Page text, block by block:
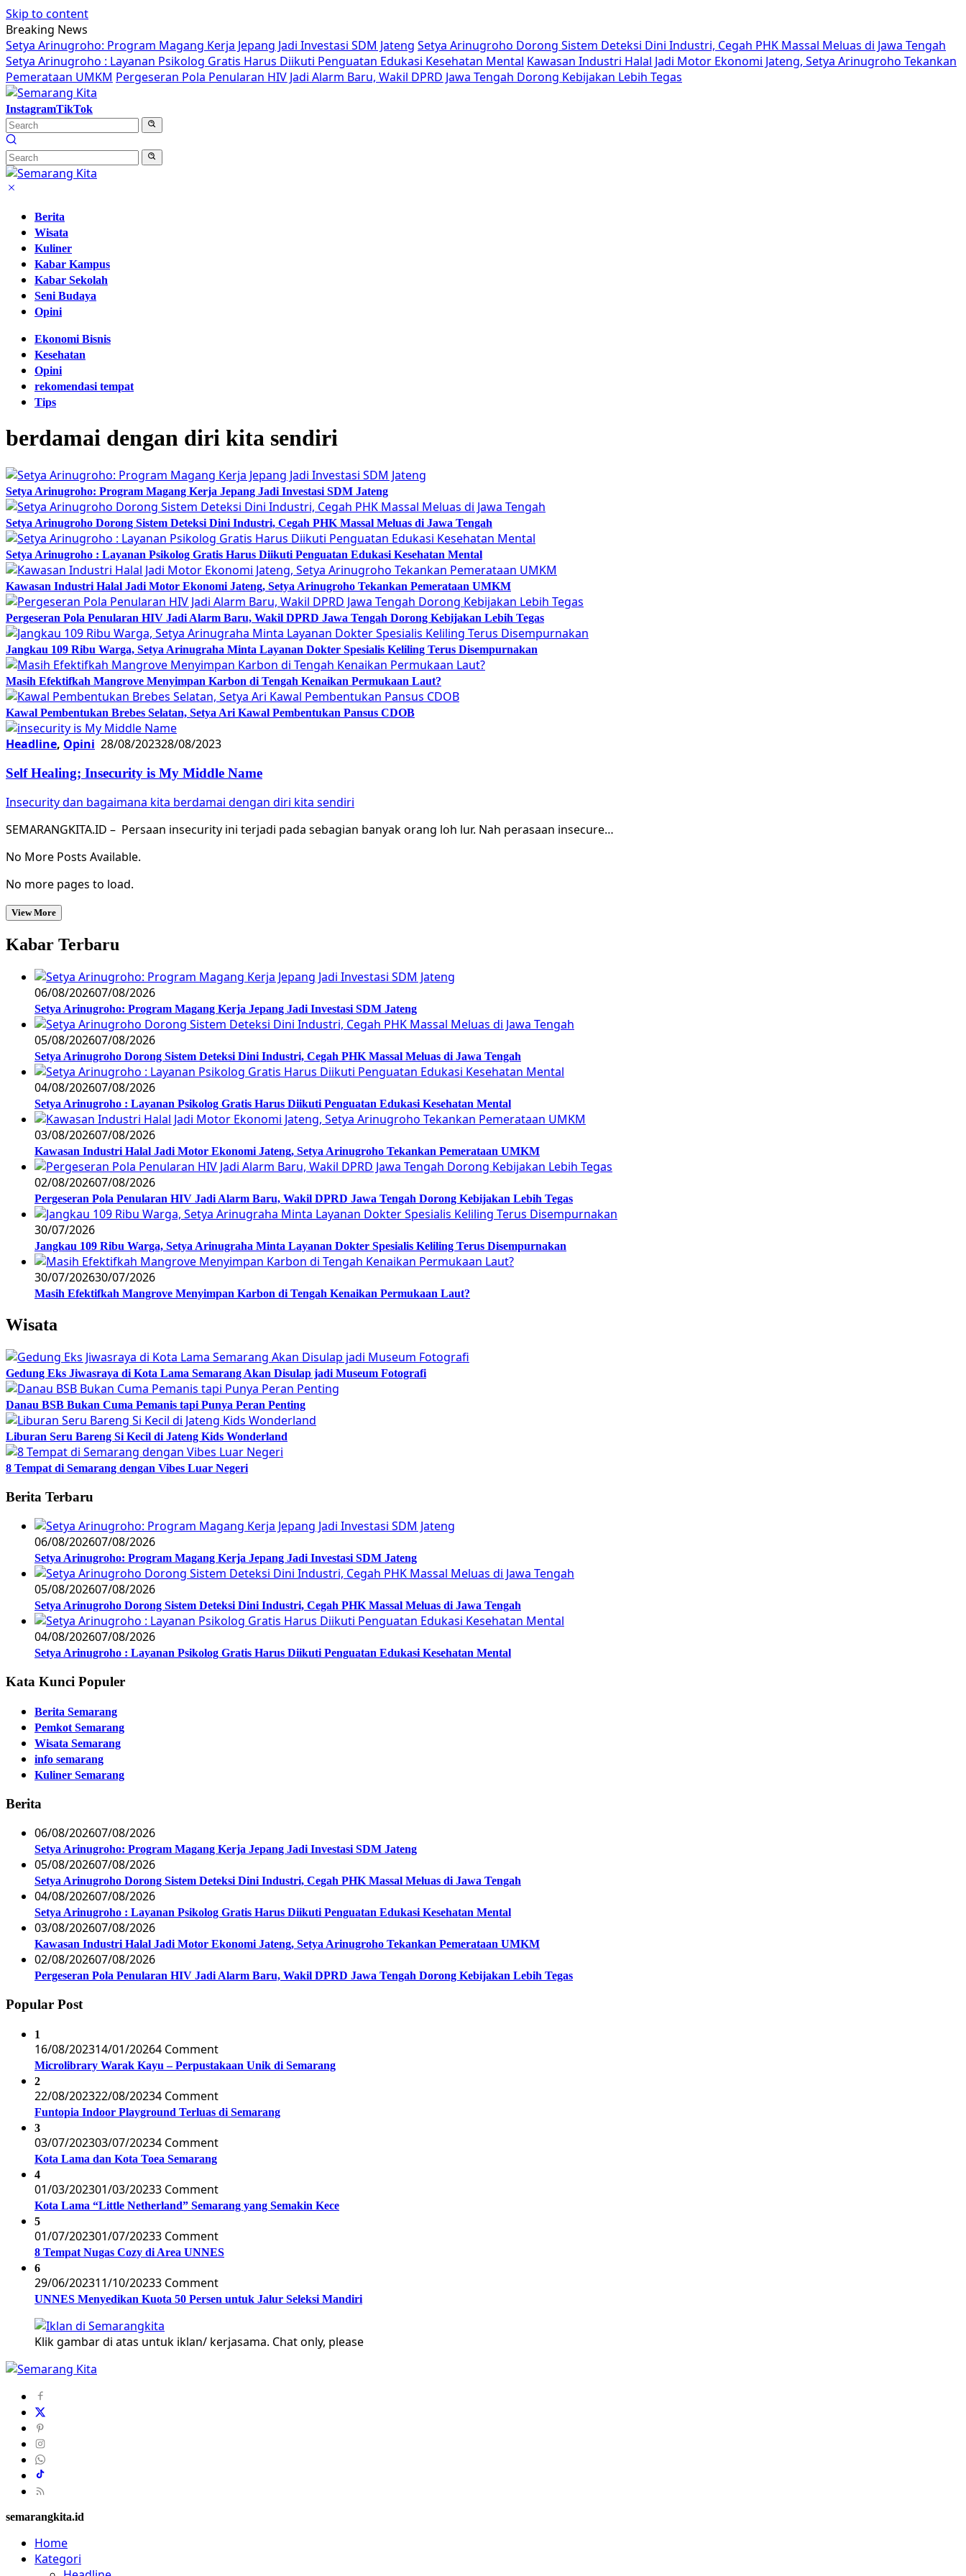
Skip to content
Breaking News
Setya Arinugroho: Program Magang Kerja Jepang Jadi Investasi SDM Jateng Setya Arinugroho Dorong Sistem Deteksi Dini Industri, Cegah PHK Massal Meluas di Jawa Tengah
Setya Arinugroho : Layanan Psikolog Gratis Harus Diikuti Penguatan Edukasi Kesehatan Mental Kawasan Industri Halal Jadi Motor Ekonomi Jateng, Setya Arinugroho Tekankan
Pemerataan UMKM Pergeseran Pola Penularan HIV Jadi Alarm Baru, Wakil DPRD Jawa Tengah Dorong Kebijakan Lebih Tegas
InstagramTikTok
Berita
Wisata
Kuliner
Kabar Kampus
Kabar Sekolah
Seni Budaya
Opini
Ekonomi Bisnis
Kesehatan
Opini
rekomendasi tempat
Tips
berdamai dengan diri kita sendiri
Setya Arinugroho: Program Magang Kerja Jepang Jadi Investasi SDM Jateng
Setya Arinugroho Dorong Sistem Deteksi Dini Industri, Cegah PHK Massal Meluas di Jawa Tengah
Setya Arinugroho : Layanan Psikolog Gratis Harus Diikuti Penguatan Edukasi Kesehatan Mental
Kawasan Industri Halal Jadi Motor Ekonomi Jateng, Setya Arinugroho Tekankan Pemerataan UMKM
Pergeseran Pola Penularan HIV Jadi Alarm Baru, Wakil DPRD Jawa Tengah Dorong Kebijakan Lebih Tegas
Jangkau 109 Ribu Warga, Setya Arinugraha Minta Layanan Dokter Spesialis Keliling Terus Disempurnakan
Masih Efektifkah Mangrove Menyimpan Karbon di Tengah Kenaikan Permukaan Laut?
Kawal Pembentukan Brebes Selatan, Setya Ari Kawal Pembentukan Pansus CDOB
Headline, Opini 28/08/202328/08/2023
Self Healing; Insecurity is My Middle Name
Insecurity dan bagaimana kita berdamai dengan diri kita sendiri
SEMARANGKITA.ID – Persaan insecurity ini terjadi pada sebagian banyak orang loh lur. Nah perasaan insecure…
No More Posts Available.
No more pages to load.
View More
Kabar Terbaru
06/08/202607/08/2026
Setya Arinugroho: Program Magang Kerja Jepang Jadi Investasi SDM Jateng
05/08/202607/08/2026
Setya Arinugroho Dorong Sistem Deteksi Dini Industri, Cegah PHK Massal Meluas di Jawa Tengah
04/08/202607/08/2026
Setya Arinugroho : Layanan Psikolog Gratis Harus Diikuti Penguatan Edukasi Kesehatan Mental
03/08/202607/08/2026
Kawasan Industri Halal Jadi Motor Ekonomi Jateng, Setya Arinugroho Tekankan Pemerataan UMKM
02/08/202607/08/2026
Pergeseran Pola Penularan HIV Jadi Alarm Baru, Wakil DPRD Jawa Tengah Dorong Kebijakan Lebih Tegas
30/07/2026
Jangkau 109 Ribu Warga, Setya Arinugraha Minta Layanan Dokter Spesialis Keliling Terus Disempurnakan
30/07/202630/07/2026
Masih Efektifkah Mangrove Menyimpan Karbon di Tengah Kenaikan Permukaan Laut?
Wisata
Gedung Eks Jiwasraya di Kota Lama Semarang Akan Disulap jadi Museum Fotografi
Danau BSB Bukan Cuma Pemanis tapi Punya Peran Penting
Liburan Seru Bareng Si Kecil di Jateng Kids Wonderland
8 Tempat di Semarang dengan Vibes Luar Negeri
Berita Terbaru
06/08/202607/08/2026
Setya Arinugroho: Program Magang Kerja Jepang Jadi Investasi SDM Jateng
05/08/202607/08/2026
Setya Arinugroho Dorong Sistem Deteksi Dini Industri, Cegah PHK Massal Meluas di Jawa Tengah
04/08/202607/08/2026
Setya Arinugroho : Layanan Psikolog Gratis Harus Diikuti Penguatan Edukasi Kesehatan Mental
Kata Kunci Populer
Berita Semarang
Pemkot Semarang
Wisata Semarang
info semarang
Kuliner Semarang
Berita
06/08/202607/08/2026
Setya Arinugroho: Program Magang Kerja Jepang Jadi Investasi SDM Jateng
05/08/202607/08/2026
Setya Arinugroho Dorong Sistem Deteksi Dini Industri, Cegah PHK Massal Meluas di Jawa Tengah
04/08/202607/08/2026
Setya Arinugroho : Layanan Psikolog Gratis Harus Diikuti Penguatan Edukasi Kesehatan Mental
03/08/202607/08/2026
Kawasan Industri Halal Jadi Motor Ekonomi Jateng, Setya Arinugroho Tekankan Pemerataan UMKM
02/08/202607/08/2026
Pergeseran Pola Penularan HIV Jadi Alarm Baru, Wakil DPRD Jawa Tengah Dorong Kebijakan Lebih Tegas
Popular Post
1
16/08/202314/01/20264 Comment
Microlibrary Warak Kayu – Perpustakaan Unik di Semarang
2
22/08/202322/08/20234 Comment
Funtopia Indoor Playground Terluas di Semarang
3
03/07/202303/07/20234 Comment
Kota Lama dan Kota Toea Semarang
4
01/03/202301/03/20233 Comment
Kota Lama “Little Netherland” Semarang yang Semakin Kece
5
01/07/202301/07/20233 Comment
8 Tempat Nugas Cozy di Area UNNES
6
29/06/202311/10/20233 Comment
UNNES Menyedikan Kuota 50 Persen untuk Jalur Seleksi Mandiri
Klik gambar di atas untuk iklan/ kerjasama. Chat only, please
semarangkita.id
Home
Kategori